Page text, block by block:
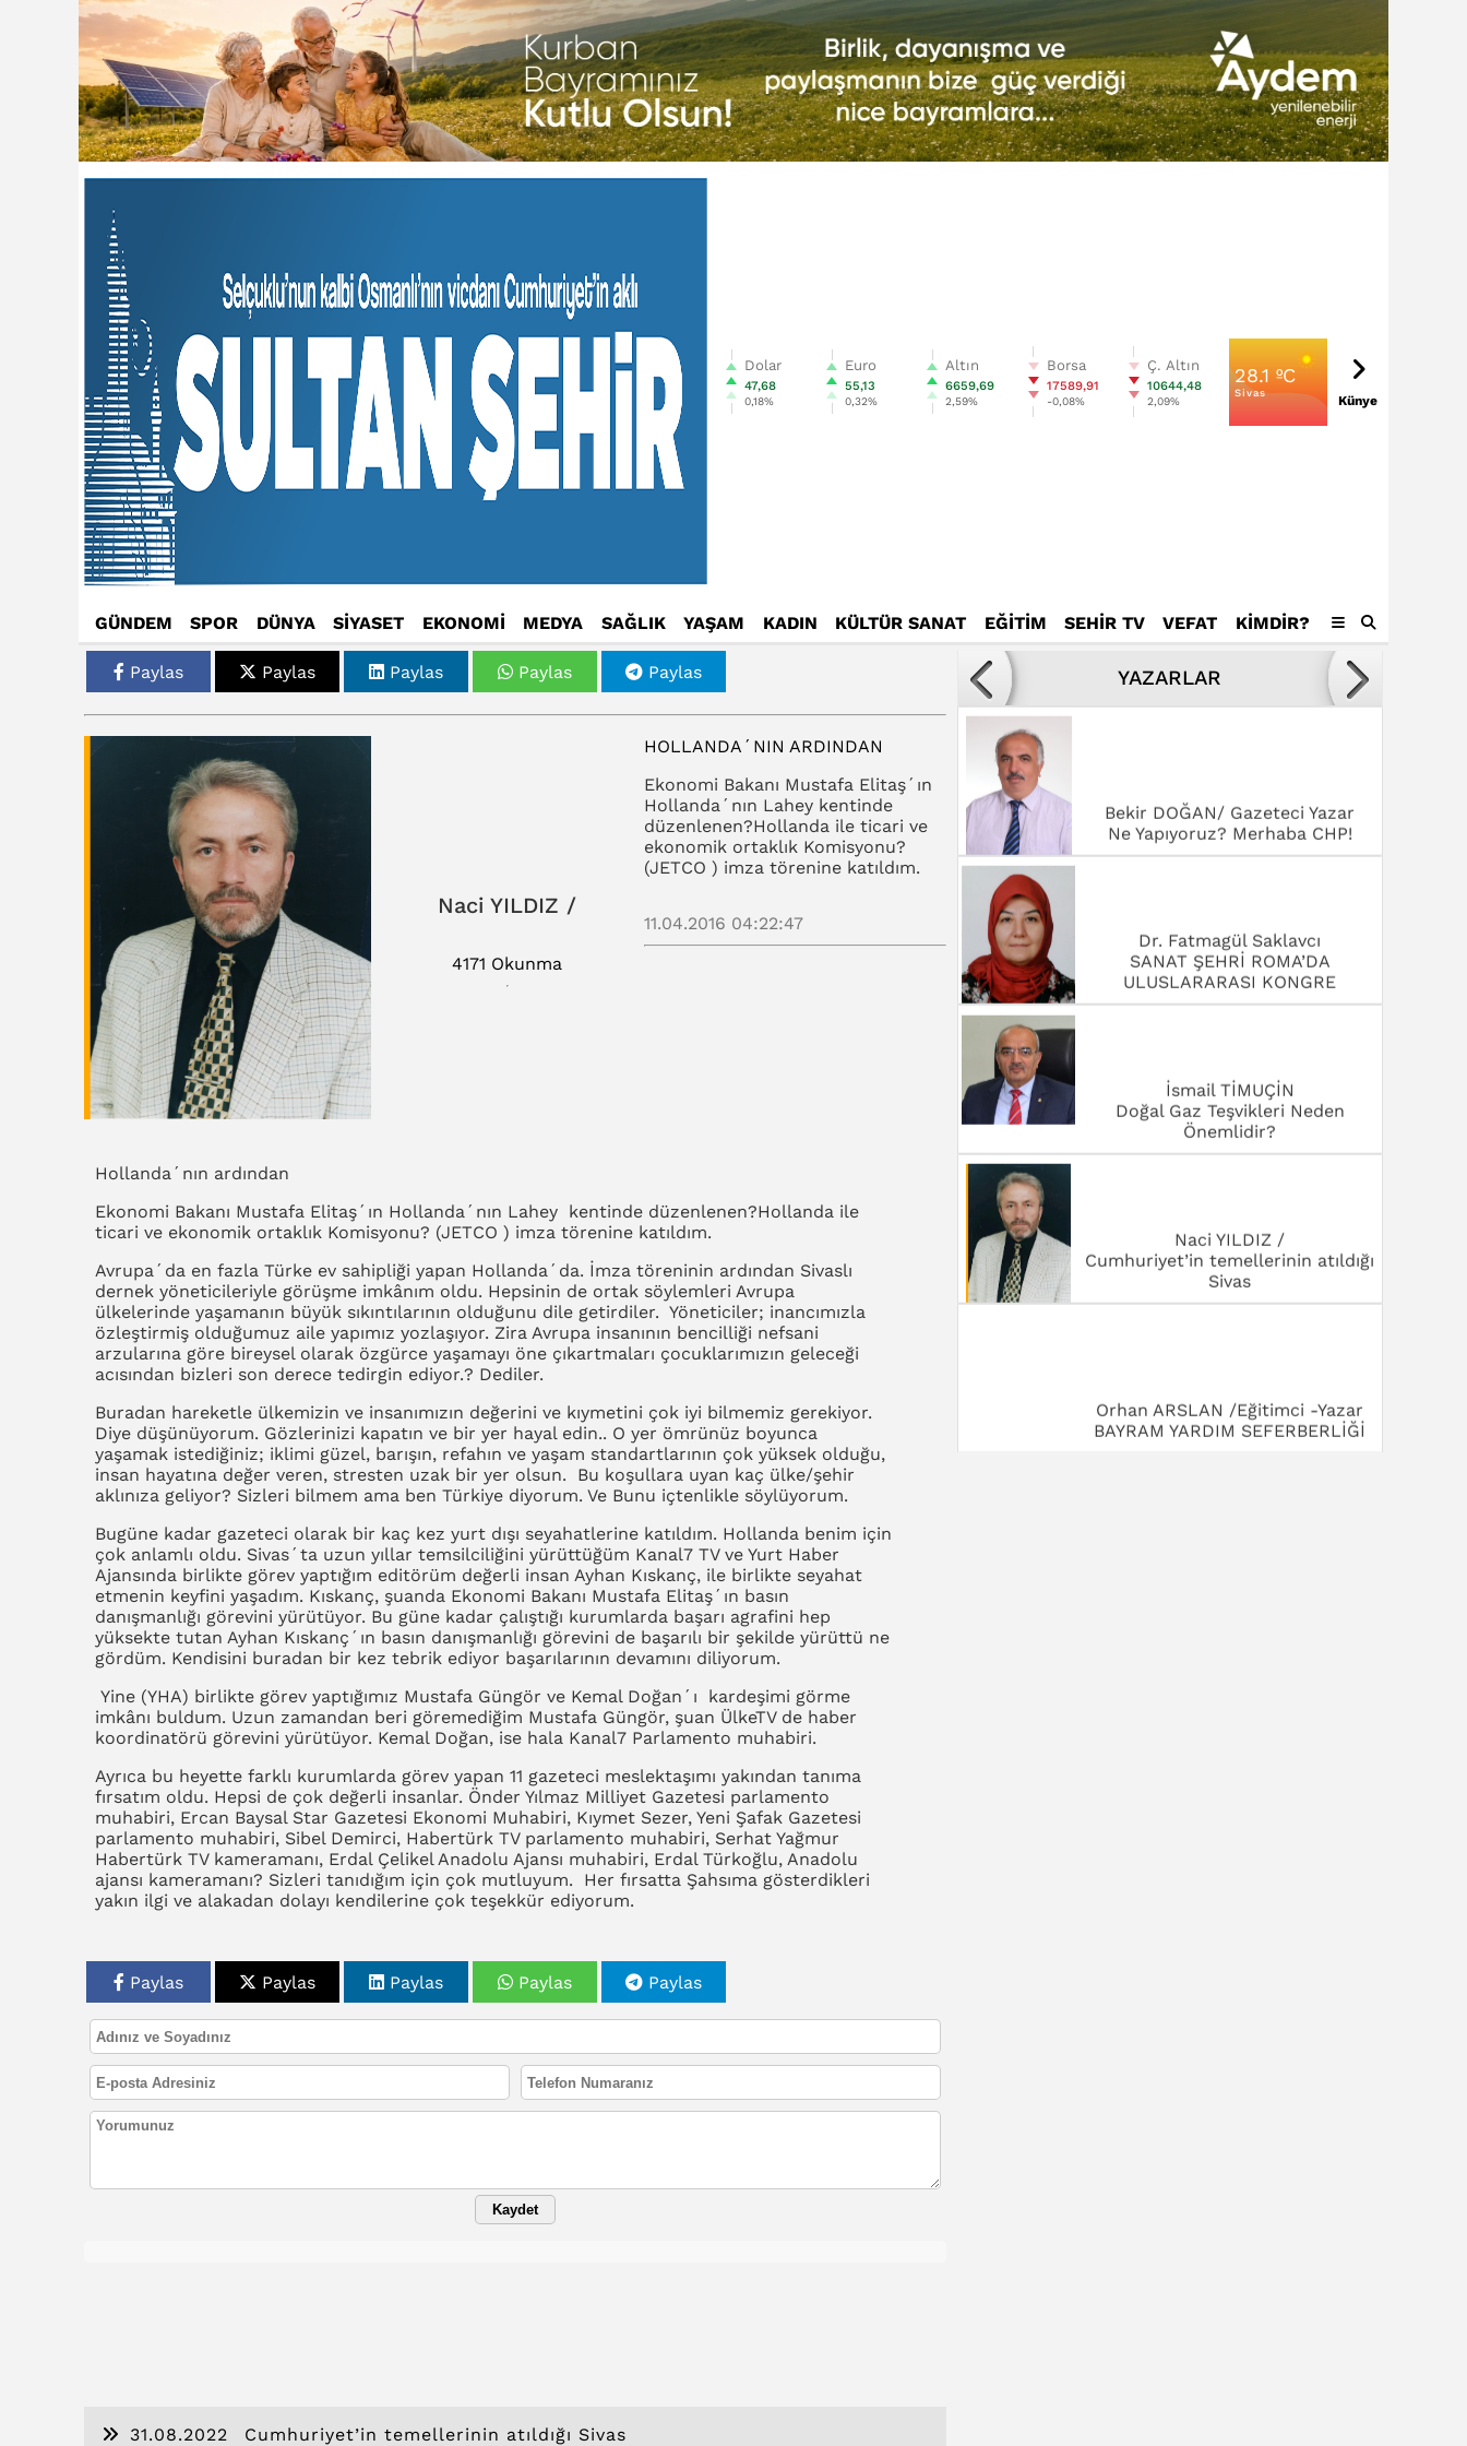
Dolar
47,68
0,18%
Euro
55,13
0,32%
Altın
6659,69
2,59%
Borsa
17589,91
-0,08%
Ç. Altın
10644,48
2,09%
28.1 ºC
Sivas
Künye
GÜNDEM SPOR DÜNYA SİYASET EKONOMİ MEDYA SAĞLIK YAŞAM KADIN KÜLTÜR SANAT EĞİTİM SEHİR TV VEFAT KIMDIR?
Paylas Paylas Paylas Paylas Paylas
Naci YILDIZ /
4171 Okunma
HOLLANDA´NIN ARDINDAN
Ekonomi Bakanı Mustafa Elitaş´ın
Hollanda´nın Lahey kentinde
düzenlenen?Hollanda ile ticari ve
ekonomik ortaklık Komisyonu?
(JETCO ) imza törenine katıldım.
11.04.2016 04:22:47
Hollanda´nın ardından
Ekonomi Bakanı Mustafa Elitaş´ın Hollanda´nın Lahey kentinde düzenlenen?Hollanda ile
ticari ve ekonomik ortaklık Komisyonu? (JETCO ) imza törenine katıldım.
Avrupa´da en fazla Türke ev sahipliği yapan Hollanda´da. İmza töreninin ardından Sivaslı
dernek yöneticileriyle görüşme imkânım oldu. Hepsinin de ortak söylemleri Avrupa
ülkelerinde yaşamanın büyük sıkıntılarının olduğunu dile getirdiler. Yöneticiler; inancımızla
özleştirmiş olduğumuz aile yapımız yozlaşıyor. Zira Avrupa insanının bencilliği nefsani
arzularına göre bireysel olarak özgürce yaşamayı öne çıkartmaları çocuklarımızın geleceği
acısından bizleri son derece tedirgin ediyor.? Dediler.
Buradan hareketle ülkemizin ve insanımızın değerini ve kıymetini çok iyi bilmemiz gerekiyor.
Diye düşünüyorum. Gözlerinizi kapatın ve bir yer hayal edin.. O yer ömrünüz boyunca
yaşamak istediğiniz; iklimi güzel, barışın, refahın ve yaşam standartlarının çok yüksek olduğu,
insan hayatına değer veren, stresten uzak bir yer olsun. Bu koşullara uyan kaç ülke/şehir
aklınıza geliyor? Sizleri bilmem ama ben Türkiye diyorum. Ve Bunu içtenlikle söylüyorum.
Bugüne kadar gazeteci olarak bir kaç kez yurt dışı seyahatlerine katıldım. Hollanda benim için
çok anlamlı oldu. Sivas´ta uzun yıllar temsilciliğini yürüttüğüm Kanal7 TV ve Yurt Haber
Ajansında birlikte görev yaptığım editörüm değerli insan Ayhan Kıskanç, ile birlikte seyahat
etmenin keyfini yaşadım. Kıskanç, şuanda Ekonomi Bakanı Mustafa Elitaş´ın basın
danışmanlığı görevini yürütüyor. Bu güne kadar çalıştığı kurumlarda başarı agrafini hep
yüksekte tutan Ayhan Kıskanç´ın basın danışmanlığı görevini de başarılı bir şekilde yürüttü ne
gördüm. Kendisini buradan bir kez tebrik ediyor başarılarının devamını diliyorum.
Yine (YHA) birlikte görev yaptığımız Mustafa Güngör ve Kemal Doğan´ı kardeşimi görme
imkânı buldum. Uzun zamandan beri göremediğim Mustafa Güngör, şuan ÜlkeTV de haber
koordinatörü görevini yürütüyor. Kemal Doğan, ise hala Kanal7 Parlamento muhabiri.
Ayrıca bu heyette farklı kurumlarda görev yapan 11 gazeteci meslektaşımı yakından tanıma
fırsatım oldu. Hepsi de çok değerli insanlar. Önder Yılmaz Milliyet Gazetesi parlamento
muhabiri, Ercan Baysal Star Gazetesi Ekonomi Muhabiri, Kıymet Sezer, Yeni Şafak Gazetesi
parlamento muhabiri, Sibel Demirci, Habertürk TV parlamento muhabiri, Serhat Yağmur
Habertürk TV kameramanı, Erdal Çelikel Anadolu Ajansı muhabiri, Erdal Türkoğlu, Anadolu
ajansı kameramanı? Sizleri tanıdığım için çok mutluyum. Her fırsatta Şahsıma gösterdikleri
yakın ilgi ve alakadan dolayı kendilerine çok teşekkür ediyorum.
Paylas Paylas Paylas Paylas Paylas
Kaydet
31.08.2022
Cumhuriyet’in temellerinin atıldığı Sivas
YAZARLAR
Avukat Mustafa Tamer
Kötülükler ve kötüler karşısında
yenilmek,
Bekir DOĞAN/ Gazeteci Yazar
Ne Yapıyoruz? Merhaba CHP!
Dr. Fatmagül Saklavcı
SANAT ŞEHRİ ROMA’DA
ULUSLARARASI KONGRE
İsmail TİMUÇİN
Doğal Gaz Teşvikleri Neden
Önemlidir?
Naci YILDIZ /
Cumhuriyet’in temellerinin atıldığı
Sivas
Orhan ARSLAN /Eğitimci -Yazar
BAYRAM YARDIM SEFERBERLİĞİ